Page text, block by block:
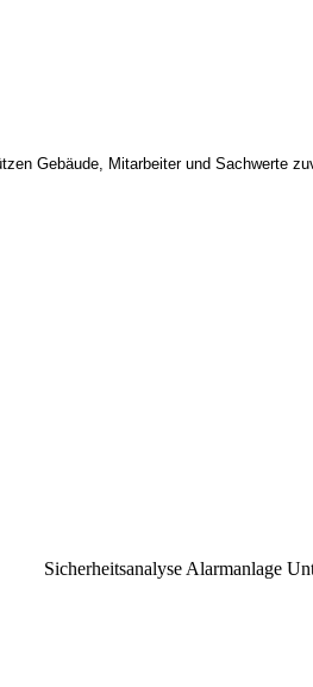
Gebäude, Mitarbeiter und Sachwerte